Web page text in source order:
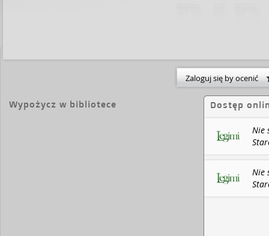
wciągającej i trzymającej w napięciu aż do
Zaloguj się by ocenić
Wypożycz w bibliotece Dostęp
Nie
Nie